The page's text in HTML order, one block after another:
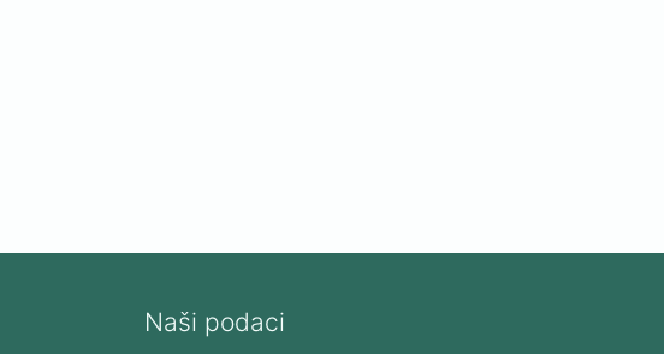
Naši podaci